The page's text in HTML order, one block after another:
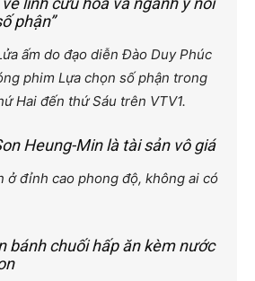
phận”
ấm do đạo diễn Đào Duy Phúc
phim Lựa chọn số phận trong
Hai đến thứ Sáu trên VTV1.
Heung-Min là tài sản vô giá
ở đỉnh cao phong độ, không ai có
bánh chuối hấp ăn kèm nước